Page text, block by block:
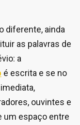
diferente, ainda
as palavras de
a
é escrita e se no
ouvintes e
um espaço entre